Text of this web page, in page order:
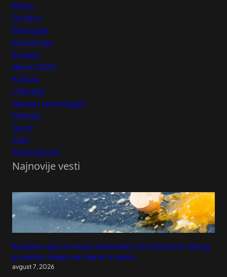
Biznis
Društvo
Ekologija
Ekonomija
Evropa
Izbori 2023
Kultura
Lifestyle
Nauka i tehnologija
Politika
Sport
Svet
Zanimljivosti
Najnovije vesti
Razbijeno jaje na haubi automobila nije bezazleno: Ako ga
primetite, nikako ne izlazite iz vozila
avgust 7, 2026